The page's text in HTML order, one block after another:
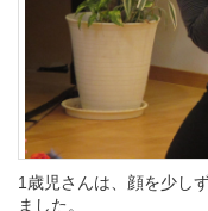
1歳児さんは、顔を少し
ました。